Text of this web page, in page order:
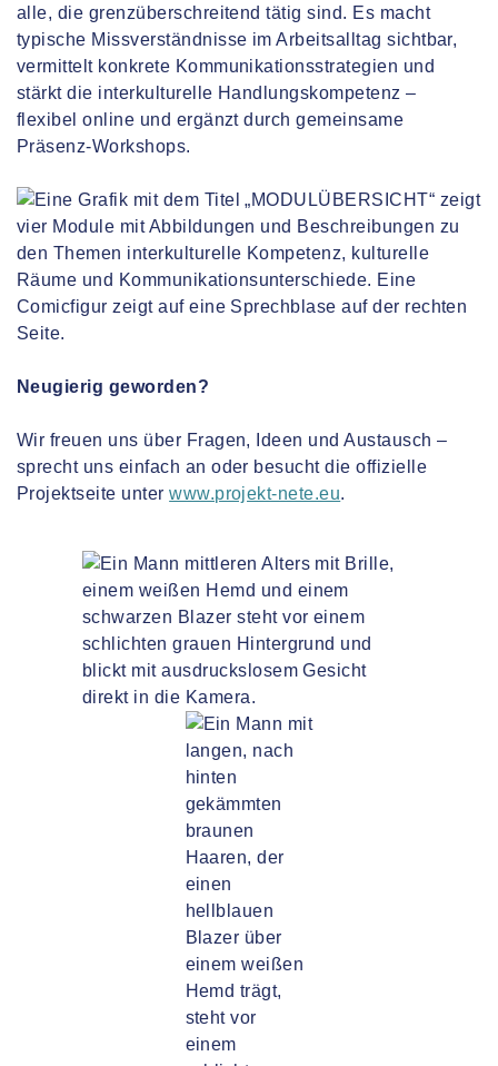
alle, die grenzüberschreitend tätig sind. Es macht
typische Missverständnisse im Arbeitsalltag sichtbar,
vermittelt konkrete Kommunikationsstrategien und
stärkt die interkulturelle Handlungskompetenz –
flexibel online und ergänzt durch gemeinsame
Präsenz-Workshops.
Neugierig geworden?
Wir freuen uns über Fragen, Ideen und Austausch –
sprecht uns einfach an oder besucht die offizielle
Projektseite unterwww.projekt-nete.eu.